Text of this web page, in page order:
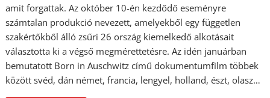
amit forgattak. Az október 10-én kezdődő eseményre
számtalan produkció nevezett, amelyekből egy független
szakértőkből álló zsűri 26 ország kiemelkedő alkotásait
választotta ki a végső megmérettetésre. Az idén januárban
bemutatott Born in Auschwitz című dokumentumfilm többek
között svéd, dán német, francia, lengyel, holland, észt, olasz…